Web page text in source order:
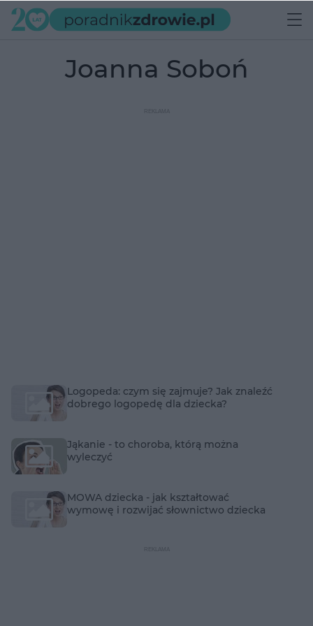
Joanna Soboń
Logopeda: czym się zajmuje? Jak znaleźć
dobrego logopedę dla dziecka?
Jąkanie - to choroba, którą można
wyleczyć
MOWA dziecka - jak kształtować
wymowę i rozwijać słownictwo dziecka